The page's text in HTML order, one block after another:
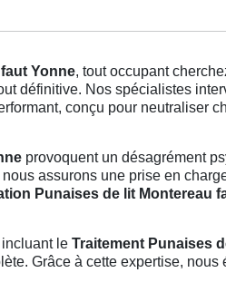
Yonne, tout occupant
définitive. Nos spécialistes
conçu pour neutraliser
provoquent un désagrément
assurons une prise en
Punaises de lit Montereau
incluant le Traitement Punaises
Grâce à cette expertise,